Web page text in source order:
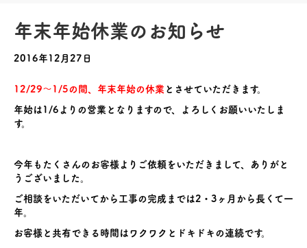
年末年始休業のお知らせ
2016年12月27日
12/29～1/5の間、年末年始の休業 とさせていただきます。
年始は1/6よりの営業となりますので、よろしくお願いいたしま
す。
今年もたくさんのお客様よりご依頼をいただきまして、ありがと
うございました。
ご相談をいただいてから工事の完成までは2・3ヶ月から長くて一
年。
お客様と共有できる時間はワクワクとドキドキの連続です。